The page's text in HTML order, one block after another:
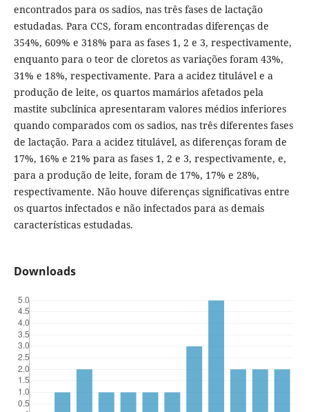
encontrados para os sadios, nas três fases de lactação
estudadas. Para CCS, foram encontradas diferenças de
354%, 609% e 318% para as fases 1, 2 e 3, respectivamente,
enquanto para o teor de cloretos as variações foram 43%,
31% e 18%, respectivamente. Para a acidez titulável e a
produção de leite, os quartos mamários afetados pela
mastite subclínica apresentaram valores médios inferiores
quando comparados com os sadios, nas três diferentes fases
de lactação. Para a acidez titulável, as diferenças foram de
17%, 16% e 21% para as fases 1, 2 e 3, respectivamente, e,
para a produção de leite, foram de 17%, 17% e 28%,
respectivamente. Não houve diferenças significativas entre
os quartos infectados e não infectados para as demais
características estudadas.
Downloads